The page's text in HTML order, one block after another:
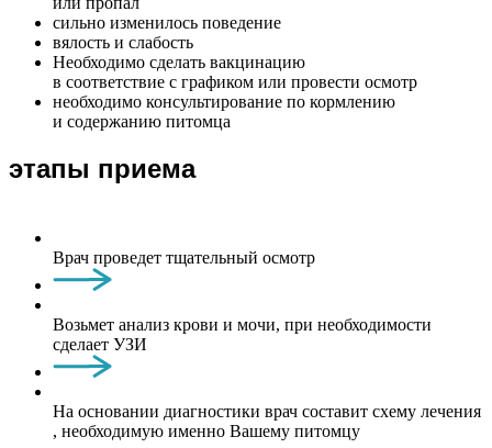
сильно изменилось поведение
вялость и слабость
Необходимо сделать вакцинацию
в соответствие с графиком или провести осмотр
необходимо консультирование по кормлению
и содержанию питомца
этапы приема
Врач проведет тщательный осмотр
Возьмет анализ крови и мочи, при необходимости
сделает УЗИ
На основании диагностики врач составит схему лечения
, необходимую именно Вашему питомцу